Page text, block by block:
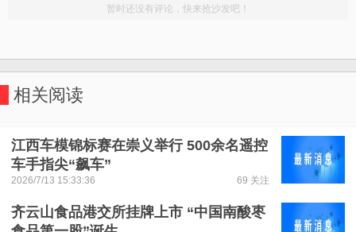
相关阅读
江西车模锦标赛在崇义举行 500余名遥控
车手指尖“飙车”
2026/7/13 15:33:36 69 关注
齐云山食品港交所挂牌上市 “中国南酸枣